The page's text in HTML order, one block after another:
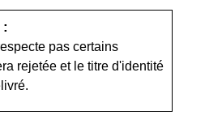
pas certains
rejetée et le titre d'identité